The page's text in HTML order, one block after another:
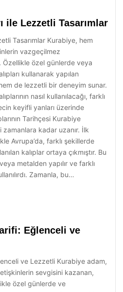
ile Lezzetli Tasarımlar
Tasarımlar Kurabiye, hem
vazgeçilmez
Özellikle özel günlerde veya
kullanarak yapılan
de lezzetli bir deneyim sunar.
nasıl kullanılacağı, farklı
keyifli yanları üzerinde
Tarihçesi Kurabiye
zamanlara kadar uzanır. İlk
Avrupa’da, farklı şekillerde
kalıplar ortaya çıkmıştır. Bu
metalden yapılır ve farklı
Zamanla, bu…
Eğlenceli ve
ve Lezzetli Kurabiye adam,
sevgisini kazanan,
özel günlerde ve